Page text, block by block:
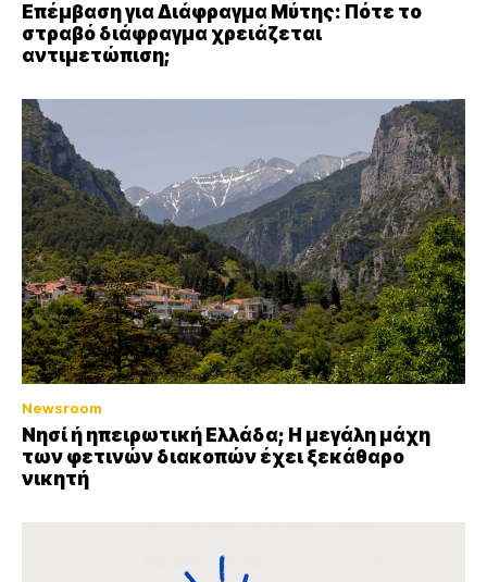
Επέμβαση για Διάφραγμα Μύτης: Πότε το
στραβό διάφραγμα χρειάζεται
αντιμετώπιση;
Newsroom
Νησί ή ηπειρωτική Ελλάδα; Η μεγάλη μάχη
των φετινών διακοπών έχει ξεκάθαρο
νικητή